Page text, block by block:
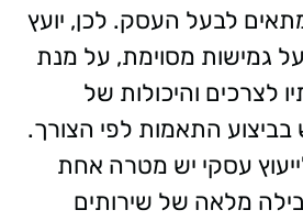
לבעל העסק. לכן, יועץ
גמישות מסוימת, על מנת
לצרכים והיכולות של
בביצוע התאמות לפי הצורך.
עסקי יש מטרה אחת
מלאה של שירותים